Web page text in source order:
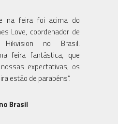
na feira foi acima do
Love, coordenador de
no Brasil.
feira fantástica, que
expectativas, os
estão de parabéns”.
Brasil